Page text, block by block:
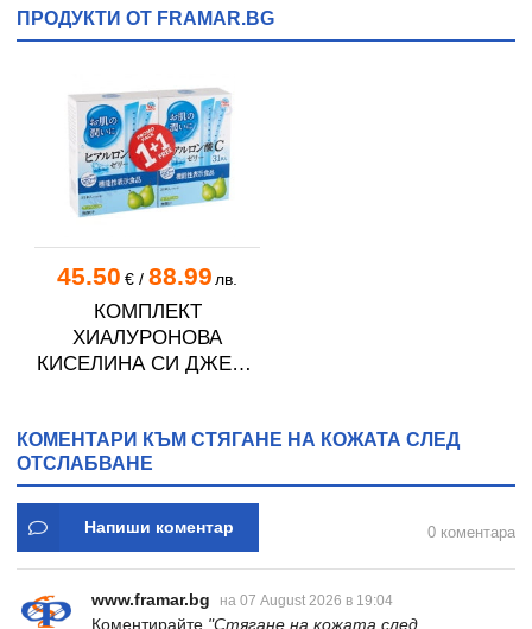
ПРОДУКТИ ОТ FRAMAR.BG
45.50 €/ 88.99 лв.
КОМПЛЕКТ
ХИАЛУРОНОВА
КИСЕЛИНА СИ ДЖЕЛИ
КОМЕНТАРИ КЪМ СТЯГАНЕ НА КОЖАТА СЛЕД
ОТСЛАБВАНЕ
Напиши коментар 0 коментара
www.framar.bg на 07 August 2026 в 19:04
Коментирайте "Стягане на кожата след